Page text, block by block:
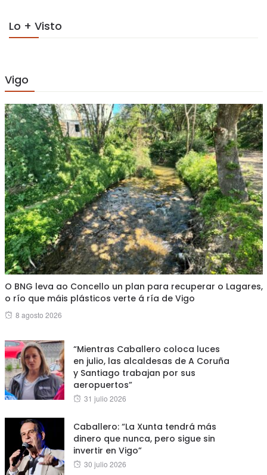
Lo + Visto
Vigo
O BNG leva ao Concello un plan para recuperar o Lagares,
o río que máis plásticos verte á ría de Vigo
Posted
8 agosto 2026
“Mientras Caballero coloca luces
en julio, las alcaldesas de A Coruña
y Santiago trabajan por sus
aeropuertos”
Posted
31 julio 2026
Caballero: “La Xunta tendrá más
dinero que nunca, pero sigue sin
invertir en Vigo”
Posted
30 julio 2026